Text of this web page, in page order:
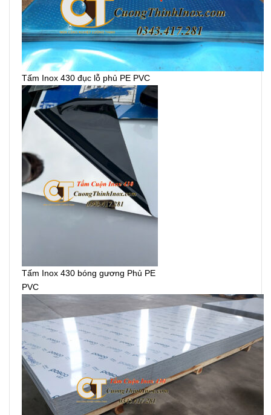
Tấm Inox 430 đục lỗ phủ PE PVC
Tấm Inox 430 bóng gương Phủ PE
PVC